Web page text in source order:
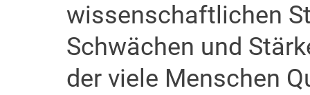
wissenschaftlichen
Schwächen und
der viele Menschen